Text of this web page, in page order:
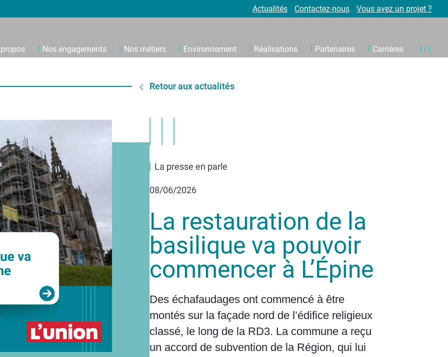
Actualités Contactez-nous Vous avez un projet ?
Nos engagements Nos métiers Environnement Réalisations Partenaires Carrières
Retour aux actualités
La presse en parle
08/06/2026
La restauration de la
basilique va pouvoir
commencer à L’Épine
Des échafaudages ont commencé à être
montés sur la façade nord de l’édifice religieux
classé, le long de la RD3. La commune a reçu
un accord de subvention de la Région, qui lui